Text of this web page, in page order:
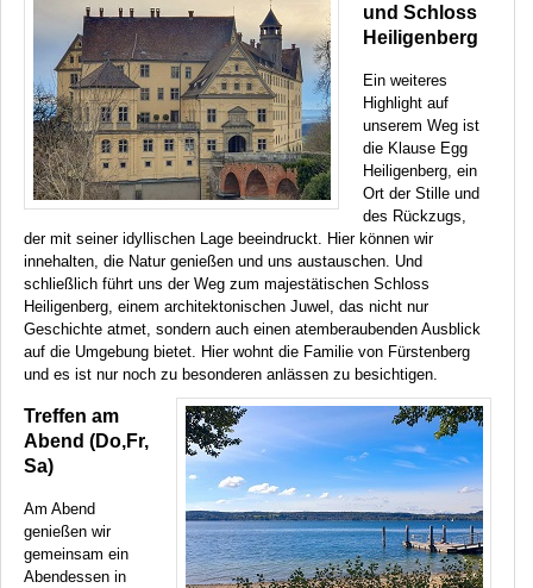
und Schloss
Heiligenberg
Ein weiteres
Highlight auf
unserem Weg ist
die Klause Egg
Heiligenberg, ein
Ort der Stille und
des Rückzugs,
der mit seiner idyllischen Lage beeindruckt. Hier können wir
innehalten, die Natur genießen und uns austauschen. Und
schließlich führt uns der Weg zum majestätischen Schloss
Heiligenberg, einem architektonischen Juwel, das nicht nur
Geschichte atmet, sondern auch einen atemberaubenden Ausblick
auf die Umgebung bietet. Hier wohnt die Familie von Fürstenberg
und es ist nur noch zu besonderen anlässen zu besichtigen.
Treffen am
Abend (Do,Fr,
Sa)
Am Abend
genießen wir
gemeinsam ein
Abendessen in